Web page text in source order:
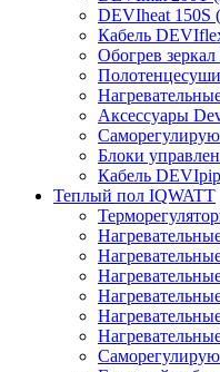
DEVIheat 150S
Кабель
Обогрев
Аксессуары
Блоки
Кабель
Теплый пол IQWATT